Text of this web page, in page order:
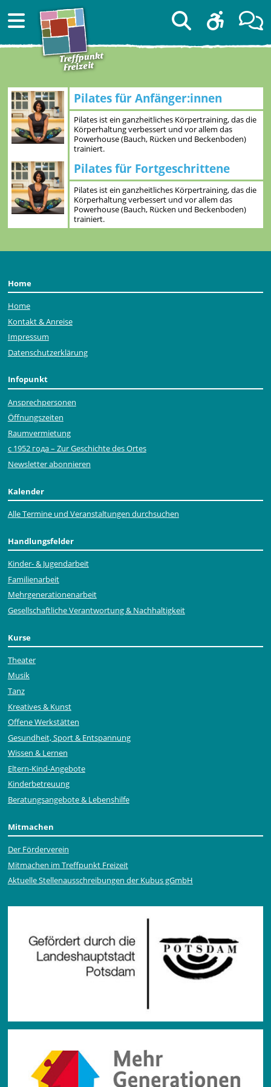
Pilates für Anfänger:innen
Pilates ist ein ganzheitliches Körpertraining, das die
Körperhaltung verbessert und vor allem das
Powerhouse (Bauch, Rücken und Beckenboden)
trainiert.
Pilates für Fortgeschrittene
Pilates ist ein ganzheitliches Körpertraining, das die
Körperhaltung verbessert und vor allem das
Powerhouse (Bauch, Rücken und Beckenboden)
trainiert.
Home
Home
Kontakt & Anreise
Impressum
Datenschutzerklärung
Infopunkt
Ansprechpersonen
Öffnungszeiten
Raumvermietung
с 1952 года – Zur Geschichte des Ortes
Newsletter abonnieren
Kalender
Alle Termine und Veranstaltungen durchsuchen
Handlungsfelder
Kinder- & Jugendarbeit
Familienarbeit
Mehr­generationen­arbeit
Gesellschaftliche Verantwortung & Nachhaltigkeit
Kurse
Theater
Musik
Tanz
Kreatives & Kunst
Offene Werkstätten
Gesundheit, Sport & Entspannung
Wissen & Lernen
Eltern-Kind-Angebote
Kinderbetreuung
Beratungsangebote & Lebenshilfe
Mitmachen
Der Förderverein
Mitmachen im Treffpunkt Freizeit
Aktuelle Stellen­ausschrei­bungen der Kubus gGmbH